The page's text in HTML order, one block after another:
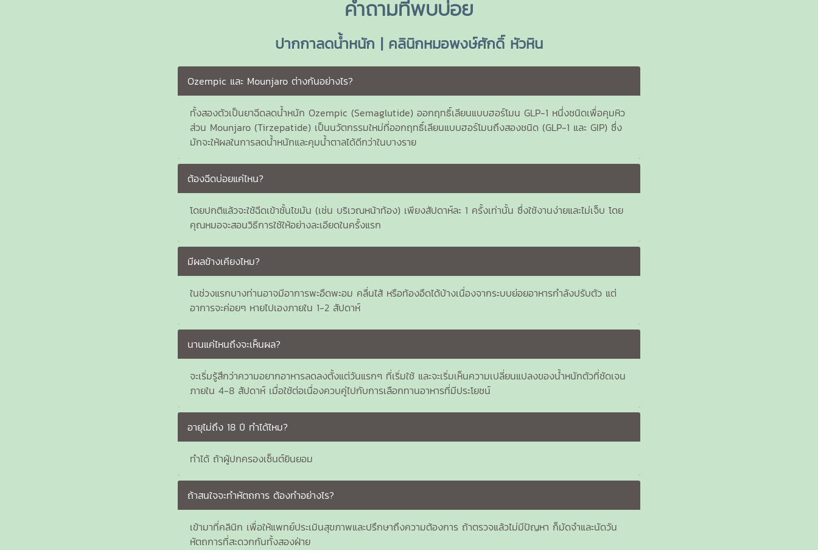
คำถามที่พบบ่อย
ปากกาลดน้ำหนัก | คลินิกหมอพงษ์ศักดิ์ หัวหิน
Ozempic และ Mounjaro ต่างกันอย่างไร?
ทั้งสองตัวเป็นยาฉีดลดน้ำหนัก Ozempic (Semaglutide) ออกฤทธิ์เลียนแบบฮอร์โมน GLP-1 หนึ่งชนิดเพื่อคุมหิว
ส่วน Mounjaro (Tirzepatide) เป็นนวัตกรรมใหม่ที่ออกฤทธิ์เลียนแบบฮอร์โมนถึงสองชนิด (GLP-1 และ GIP) ซึ่ง
มักจะให้ผลในการลดน้ำหนักและคุมน้ำตาลได้ดีกว่าในบางราย
ต้องฉีดบ่อยแค่ไหน?
โดยปกติแล้วจะใช้ฉีดเข้าชั้นไขมัน (เช่น บริเวณหน้าท้อง) เพียงสัปดาห์ละ 1 ครั้งเท่านั้น ซึ่งใช้งานง่ายและไม่เจ็บ โดย
คุณหมอจะสอนวิธีการใช้ให้อย่างละเอียดในครั้งแรก
มีผลข้างเคียงไหม?
ในช่วงแรกบางท่านอาจมีอาการพะอืดพะอม คลื่นไส้ หรือท้องอืดได้บ้างเนื่องจากระบบย่อยอาหารกำลังปรับตัว แต่
อาการจะค่อยๆ หายไปเองภายใน 1-2 สัปดาห์
นานแค่ไหนถึงจะเห็นผล?
จะเริ่มรู้สึกว่าความอยากอาหารลดลงตั้งแต่วันแรกๆ ที่เริ่มใช้ และจะเริ่มเห็นความเปลี่ยนแปลงของน้ำหนักตัวที่ชัดเจน
ภายใน 4-8 สัปดาห์ เมื่อใช้ต่อเนื่องควบคู่ไปกับการเลือกทานอาหารที่มีประโยชน์
อายุไม่ถึง 18 ปี ทำได้ไหม?
ทำได้ ถ้าผู้ปกครองเซ็นต์ยินยอม
ถ้าสนใจจะทำหัตถการ ต้องทำอย่างไร?
เข้ามาที่คลินิก เพื่อให้แพทย์ประเมินสุขภาพและปรึกษาถึงความต้องการ ถ้าตรวจแล้วไม่มีปัญหา ก็มัดจำและนัดวัน
หัตถการที่สะดวกกันทั้งสองฝ่าย